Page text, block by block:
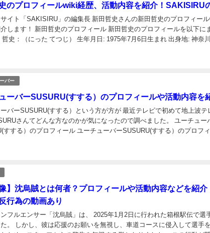
のプロフィールwiki経歴、活動内容を紹介！SAKISIRU
イト「SAKISIRU」の編集長 新田哲史さんの新田哲史のプロフィー
します！ 新田哲史のプロフィール 新田哲史のプロフィールを以下に
哲史：（にった てつじ） 生年月日: 1975年7月6日生まれ 出身地: 神奈
バー
ーバーSUSURU(すする）のプロフィールや活動内容を
バーSUSURU(すする）という方が方が 最近テレビで初めて地上波テ
さんてどんな方なのかが気になったので調べました。 ユーチュー
すする）のプロフィール ユーチューバーSUSURU(すする）のプロフィ
像】沈烏賊とは何者？プロフィールや活動内容などを紹
行為の動画あり
フルエンサー「沈烏賊」は、 2025年1月2日に行われた箱根駅伝で選
。 しかし、彼は応援のお願いを無視し、車道コースに侵入して選手